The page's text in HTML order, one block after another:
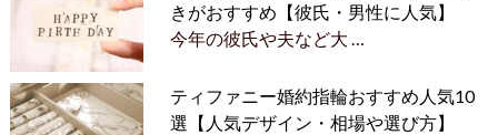
きがおすすめ【彼氏・男性に人気】
今年の彼氏や夫など大 …
ティファニー婚約指輪おすすめ人気10
選【人気デザイン・相場や選び方】